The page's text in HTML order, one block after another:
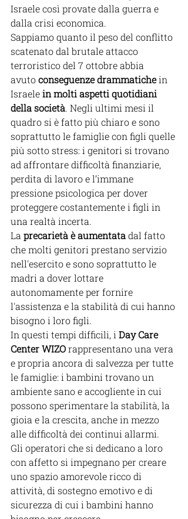
Israele così provate dalla guerra e
dalla crisi economica.
Sappiamo quanto il peso del conflitto
scatenato dal brutale attacco
terroristico del 7 ottobre abbia
avutoconseguenze drammatiche in
Israele in molti aspetti quotidiani
della società. Negli ultimi mesi il
quadro si è fatto più chiaro e sono
soprattutto le famiglie con figli quelle
più sotto stress: i genitori si trovano
ad affrontare difficoltà finanziarie,
perdita di lavoro e l’immane
pressione psicologica per dover
proteggere costantemente i figli in
una realtà incerta.
La precarietà è aumentata dal fatto
che molti genitori prestano servizio
nell'esercito e sono soprattutto le
madri a dover lottare
autonomamente per fornire
l'assistenza e la stabilità di cui hanno
bisogno i loro figli.
In questi tempi difficili, i Day Care
Center WIZO rappresentano una vera
e propria ancora di salvezza per tutte
le famiglie: i bambini trovano un
ambiente sano e accogliente in cui
possono sperimentare la stabilità, la
gioia e la crescita, anche in mezzo
alle difficoltà dei continui allarmi.
Gli operatori che si dedicano a loro
con affetto si impegnano per creare
uno spazio amorevole ricco di
attività, di sostegno emotivo e di
sicurezza di cui i bambini hanno